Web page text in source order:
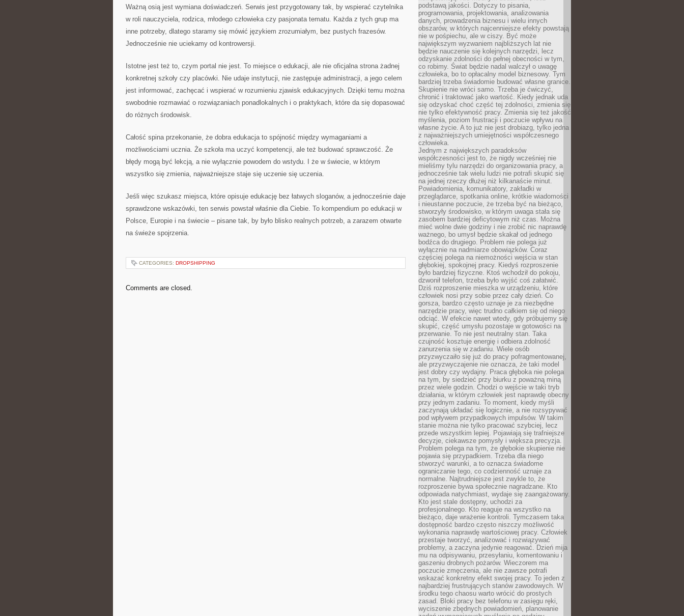
Ważną osią jest wymiana doświadczeń. Serwis jest przygotowany tak, by wspierać czytelnika
w roli nauczyciela, rodzica, młodego człowieka czy pasjonata tematu. Każda z tych grup ma
inne potrzeby, dlatego staramy się mówić językiem zrozumiałym, bez pustych frazesów.
Jednocześnie nie uciekamy od kontrowersji.
Istotne jest też to, czym portal nie jest. To miejsce o edukacji, ale nie oficjalna strona żadnej
konkretnej szkoły czy placówki. Nie udaje instytucji, nie zastępuje administracji, a jego celem
jest informować, zachęcać i wspierać w rozumieniu zjawisk edukacyjnych. Dzięki temu można
swobodnie rozmawiać o rozwiązaniach ponadlokalnych i o praktykach, które da się dopasować
do różnych środowisk.
Całość spina przekonanie, że dobra edukacja to spójność między wymaganiami a
możliwościami ucznia. Że szkoła ma uczyć kompetencji, ale też budować sprawczość. Że
błędy mogą być lekcją, a nie wyłącznie powodem do wstydu. I że w świecie, w którym
wszystko się zmienia, najważniejsze staje się uczenie się uczenia.
Jeśli więc szukasz miejsca, które opisuje edukację bez łatwych sloganów, a jednocześnie daje
sprawdzone wskazówki, ten serwis powstał właśnie dla Ciebie. To kompendium po edukacji w
Polsce, Europie i na świecie – pisane tak, by było blisko realnych potrzeb, a zarazem otwarte
na świeże spojrzenia.
CATEGORIES: DROPSHIPPING
Comments are closed.
podstawą jakości. Dotyczy to pisania,
programowania, projektowania, analizowania
danych, prowadzenia biznesu i wielu innych
obszarów, w których najcenniejsze efekty powstają
nie w pośpiechu, ale w ciszy. Być może
największym wyzwaniem najbliższych lat nie
będzie nauczenie się kolejnych narzędzi, lecz
odzyskanie zdolności do pełnej obecności w tym,
co robimy. Świat będzie nadal walczył o uwagę
człowieka, bo to opłacalny model biznesowy. Tym
bardziej trzeba świadomie budować własne granice.
Skupienie nie wróci samo. Trzeba je ćwiczyć,
chronić i traktować jako wartość. Kiedy jednak uda
się odzyskać choć część tej zdolności, zmienia się
nie tylko efektywność pracy. Zmienia się też jakość
myślenia, poziom frustracji i poczucie wpływu na
własne życie. A to już nie jest drobiazg, tylko jedna
z najważniejszych umiejętności współczesnego
człowieka.
Jednym z największych paradoksów
współczesności jest to, że nigdy wcześniej nie
mieliśmy tylu narzędzi do organizowania pracy, a
jednocześnie tak wielu ludzi nie potrafi skupić się
na jednej rzeczy dłużej niż kilkanaście minut.
Powiadomienia, komunikatory, zakładki w
przeglądarce, spotkania online, krótkie wiadomości
i nieustanne poczucie, że trzeba być na bieżąco,
stworzyły środowisko, w którym uwaga stała się
zasobem bardziej deficytowym niż czas. Można
mieć wolne dwie godziny i nie zrobić nic naprawdę
ważnego, bo umysł będzie skakał od jednego
bodźca do drugiego. Problem nie polega już
wyłącznie na nadmiarze obowiązków. Coraz
częściej polega na niemożności wejścia w stan
głębokiej, spokojnej pracy. Kiedyś rozproszenie
było bardziej fizyczne. Ktoś wchodził do pokoju,
dzwonił telefon, trzeba było wyjść coś załatwić.
Dziś rozproszenie mieszka w urządzeniu, które
człowiek nosi przy sobie przez cały dzień. Co
gorsza, bardzo często uznaje je za niezbędne
narzędzie pracy, więc trudno całkiem się od niego
odciąć. W efekcie nawet wtedy, gdy próbujemy się
skupić, część umysłu pozostaje w gotowości na
przerwanie. To nie jest neutralny stan. Taka
czujność kosztuje energię i odbiera zdolność
zanurzenia się w zadaniu. Wiele osób
przyzwyczaiło się już do pracy pofragmentowanej,
ale przyzwyczajenie nie oznacza, że taki model
jest dobry czy wydajny. Praca głęboka nie polega
na tym, by siedzieć przy biurku z poważną miną
przez wiele godzin. Chodzi o wejście w taki tryb
działania, w którym człowiek jest naprawdę obecny
przy jednym zadaniu. To moment, kiedy myśli
zaczynają układać się logicznie, a nie rozsypywać
pod wpływem przypadkowych impulsów. W takim
stanie można nie tylko pracować szybciej, lecz
przede wszystkim lepiej. Pojawiają się trafniejsze
decyzje, ciekawsze pomysły i większa precyzja.
Problem polega na tym, że głębokie skupienie nie
pojawia się przypadkiem. Trzeba dla niego
stworzyć warunki, a to oznacza świadome
ograniczanie tego, co codzienność uznaje za
normalne. Najtrudniejsze jest zwykle to, że
rozproszenie bywa społecznie nagradzane. Kto
odpowiada natychmiast, wydaje się zaangażowany.
Kto jest stale dostępny, uchodzi za
profesjonalnego. Kto reaguje na wszystko na
bieżąco, daje wrażenie kontroli. Tymczasem taka
dostępność bardzo często niszczy możliwość
wykonania naprawdę wartościowej pracy. Człowiek
przestaje tworzyć, analizować i rozwiązywać
problemy, a zaczyna jedynie reagować. Dzień mija
mu na odpisywaniu, przesyłaniu, komentowaniu i
gaszeniu drobnych pożarów. Wieczorem ma
poczucie zmęczenia, ale nie zawsze potrafi
wskazać konkretny efekt swojej pracy. To jeden z
najbardziej frustrujących stanów zawodowych. W
środku tego chaosu warto wrócić do prostych
zasad. Bloki pracy bez telefonu w zasięgu ręki,
wyciszenie zbędnych powiadomień, planowanie